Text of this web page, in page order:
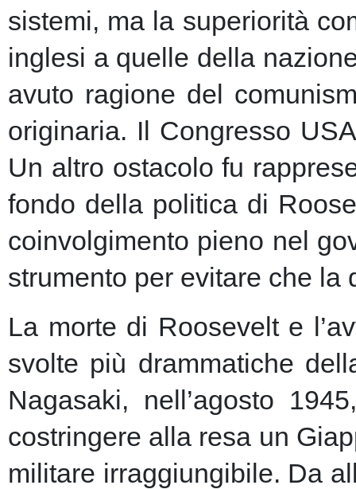
sistemi, ma la superiorità
inglesi a quelle della
avuto ragione del
originaria. Il Congresso
Un altro ostacolo fu
fondo della politica di
coinvolgimento pieno nel
strumento per evitare che
La morte di Roosevelt e
svolte più drammatiche
Nagasaki, nell’agosto
costringere alla resa un
militare irraggiungibile. Da